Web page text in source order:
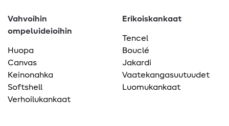
Vahvoihin
ompeluideioihin
Huopa
Canvas
Keinonahka
Softshell
Verhoilukankaat
Erikoiskankaat
Tencel
Bouclé
Jakardi
Vaatekangasuutuudet
Luomukankaat